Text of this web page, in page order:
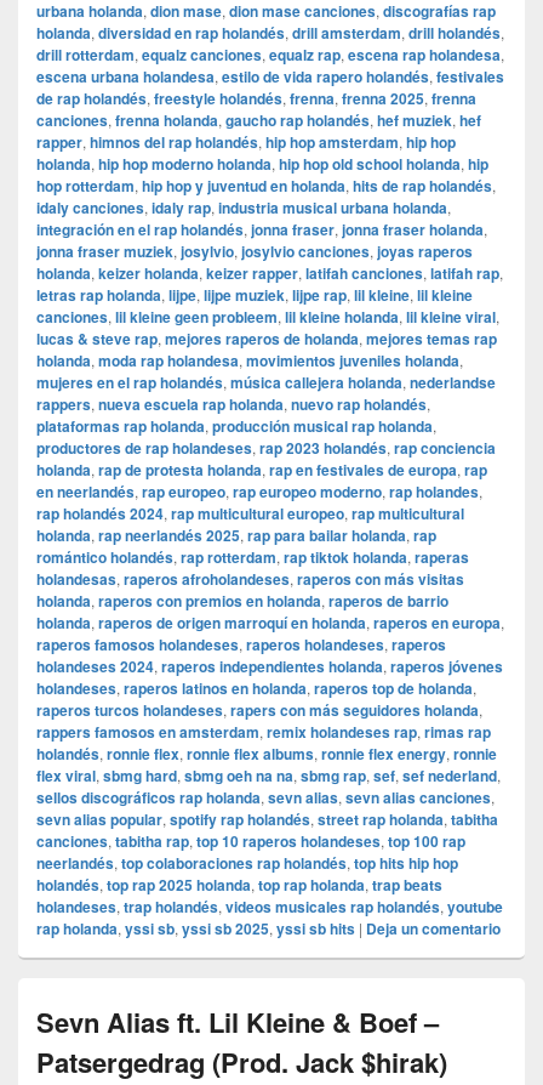
urbana holanda, dion mase, dion mase canciones, discografías rap
holanda, diversidad en rap holandés, drill amsterdam, drill holandés,
drill rotterdam, equalz canciones, equalz rap, escena rap holandesa,
escena urbana holandesa, estilo de vida rapero holandés, festivales
de rap holandés, freestyle holandés, frenna, frenna 2025, frenna
canciones, frenna holanda, gaucho rap holandés, hef muziek, hef
rapper, himnos del rap holandés, hip hop amsterdam, hip hop
holanda, hip hop moderno holanda, hip hop old school holanda, hip
hop rotterdam, hip hop y juventud en holanda, hits de rap holandés,
idaly canciones, idaly rap, industria musical urbana holanda,
integración en el rap holandés, jonna fraser, jonna fraser holanda,
jonna fraser muziek, josylvio, josylvio canciones, joyas raperos
holanda, keizer holanda, keizer rapper, latifah canciones, latifah rap,
letras rap holanda, lijpe, lijpe muziek, lijpe rap, lil kleine, lil kleine
canciones, lil kleine geen probleem, lil kleine holanda, lil kleine viral,
lucas & steve rap, mejores raperos de holanda, mejores temas rap
holanda, moda rap holandesa, movimientos juveniles holanda,
mujeres en el rap holandés, música callejera holanda, nederlandse
rappers, nueva escuela rap holanda, nuevo rap holandés,
plataformas rap holanda, producción musical rap holanda,
productores de rap holandeses, rap 2023 holandés, rap conciencia
holanda, rap de protesta holanda, rap en festivales de europa, rap
en neerlandés, rap europeo, rap europeo moderno, rap holandes,
rap holandés 2024, rap multicultural europeo, rap multicultural
holanda, rap neerlandés 2025, rap para bailar holanda, rap
romántico holandés, rap rotterdam, rap tiktok holanda, raperas
holandesas, raperos afroholandeses, raperos con más visitas
holanda, raperos con premios en holanda, raperos de barrio
holanda, raperos de origen marroquí en holanda, raperos en europa,
raperos famosos holandeses, raperos holandeses, raperos
holandeses 2024, raperos independientes holanda, raperos jóvenes
holandeses, raperos latinos en holanda, raperos top de holanda,
raperos turcos holandeses, rapers con más seguidores holanda,
rappers famosos en amsterdam, remix holandeses rap, rimas rap
holandés, ronnie flex, ronnie flex albums, ronnie flex energy, ronnie
flex viral, sbmg hard, sbmg oeh na na, sbmg rap, sef, sef nederland,
sellos discográficos rap holanda, sevn alias, sevn alias canciones,
sevn alias popular, spotify rap holandés, street rap holanda, tabitha
canciones, tabitha rap, top 10 raperos holandeses, top 100 rap
neerlandés, top colaboraciones rap holandés, top hits hip hop
holandés, top rap 2025 holanda, top rap holanda, trap beats
holandeses, trap holandés, videos musicales rap holandés, youtube
rap holanda, yssi sb, yssi sb 2025, yssi sb hits | Deja un comentario
Sevn Alias ft. Lil Kleine & Boef –
Patsergedrag (Prod. Jack $hirak)